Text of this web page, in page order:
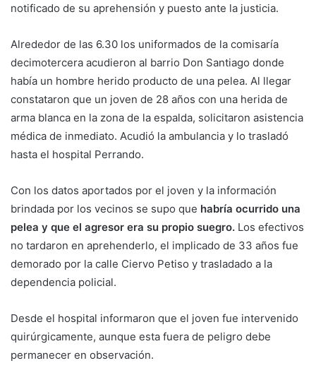
notificado de su aprehensión y puesto ante la justicia.
Alrededor de las 6.30 los uniformados de la comisaría
decimotercera acudieron al barrio Don Santiago donde
había un hombre herido producto de una pelea. Al llegar
constataron que un joven de 28 años con una herida de
arma blanca en la zona de la espalda, solicitaron asistencia
médica de inmediato. Acudió la ambulancia y lo trasladó
hasta el hospital Perrando.
Con los datos aportados por el joven y la información
brindada por los vecinos se supo que habría ocurrido una
pelea y que el agresor era su propio suegro. Los efectivos
no tardaron en aprehenderlo, el implicado de 33 años fue
demorado por la calle Ciervo Petiso y trasladado a la
dependencia policial.
Desde el hospital informaron que el joven fue intervenido
quirúrgicamente, aunque esta fuera de peligro debe
permanecer en observación.